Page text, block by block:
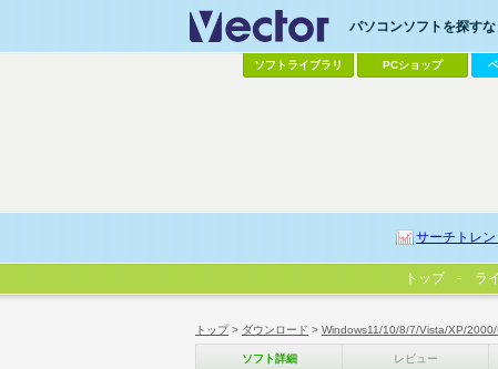
トップ> ダウンロード > Windows11/10/8/7/Vista/XP/2000/
ソフト詳細 レビュー
パソコンソフトを探すな
ソフトライブラリ PCショップ
サーチトレン
トップ ラ